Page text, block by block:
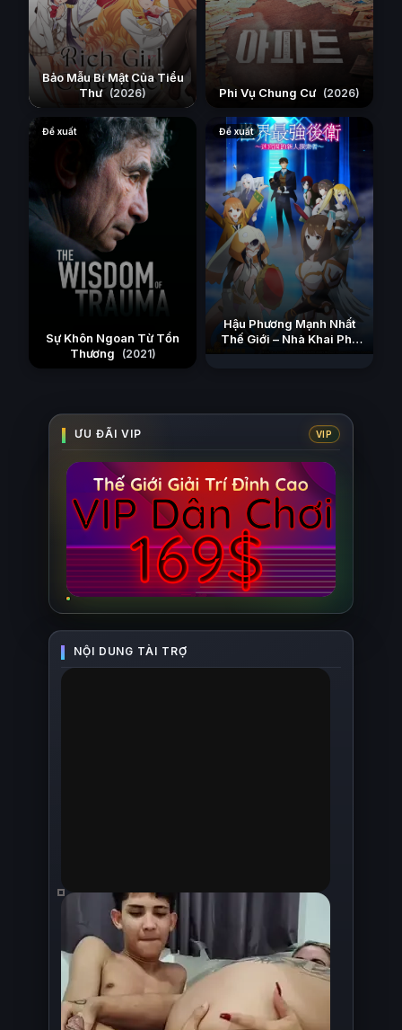
Bảo Mẫu Bí Mật Của Tiểu
Thư (2026) Phi Vụ Chung Cư (2026)
Đề xuất
Sự Khôn Ngoan Từ Tổn
Thương
(2021)
Đề xuất
Hậu Phương Mạnh Nhất
Thế Giới – Nhà Khai Phá
Tân Binh Của Vương Quốc